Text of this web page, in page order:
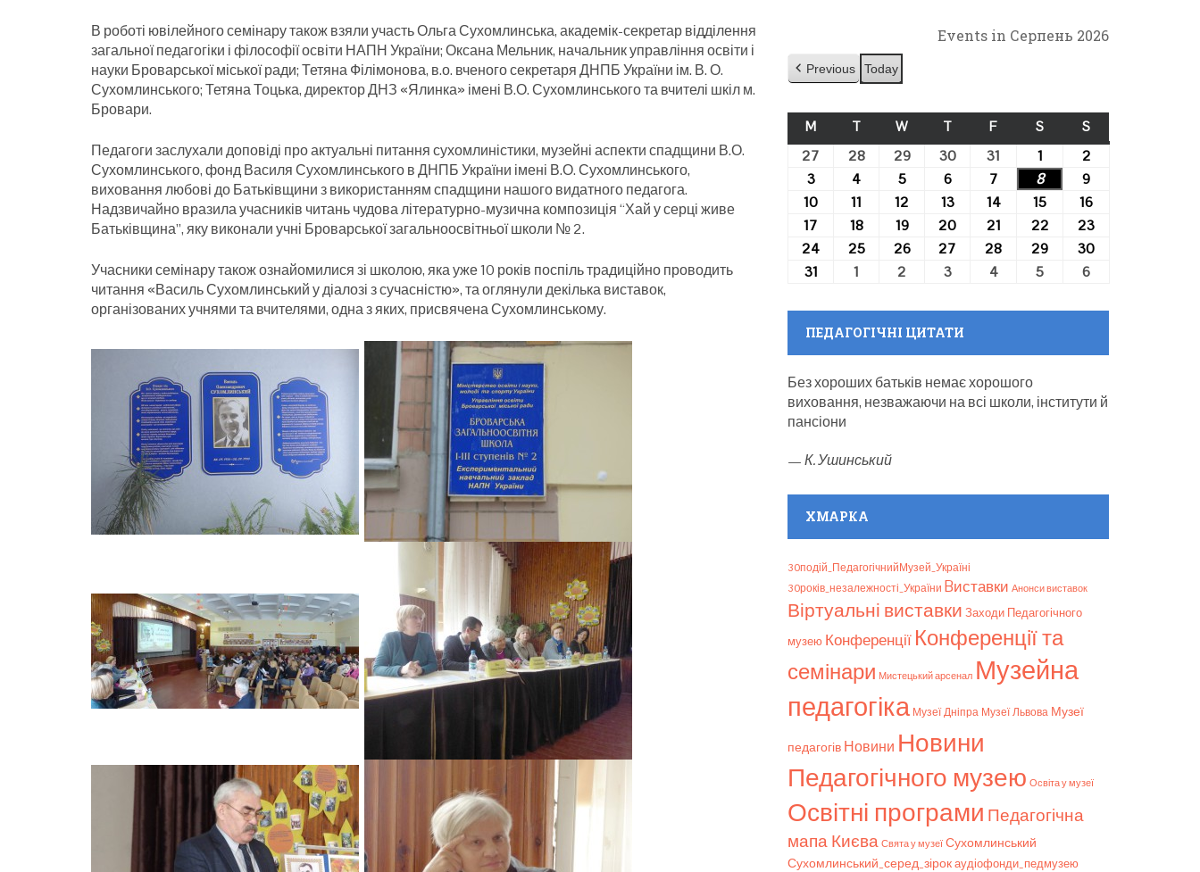
В роботі ювілейного семінару також взяли участь Ольга Сухомлинська, академік-секретар відділення
загальної педагогіки і філософії освіти НАПН України; Оксана Мельник, начальник управління освіти і
науки Броварської міської ради; Тетяна Філімонова, в.о. вченого секретаря ДНПБ України ім. В. О.
Сухомлинського; Тетяна Тоцька, директор ДНЗ «Ялинка» імені В.О. Сухомлинського та вчителі шкіл м.
Бровари.
Педагоги заслухали доповіді про актуальні питання сухомлиністики, музейні аспекти спадщини В.О.
Сухомлинського, фонд Василя Сухомлинського в ДНПБ України імені В.О. Сухомлинського,
виховання любові до Батьківщини з використанням спадщини нашого видатного педагога.
Надзвичайно вразила учасників читань чудова літературно-музична композиція “Хай у серці живе
Батьківщина”, яку виконали учні Броварської загальноосвітньої школи № 2.
Учасники семінару також ознайомилися зі школою, яка уже 10 років поспіль традиційно проводить
читання «Василь Сухомлинський у діалозі з сучасністю», та оглянули декілька виставок,
організованих учнями та вчителями, одна з яких, присвячена Сухомлинському.
Events in Серпень 2026
Previous Today
MПОНЕДІЛОК
TВІВТОРОК
WСЕРЕДА
TЧЕТВЕР
FП’ЯТНИЦЯ
SСУБОТА
SНЕДІЛЯ
27 27.07.2026
2828.07.2026
2929.07.2026
3030.07.2026
31 31.07.2026
1 01.08.2026
2
303.08.2026
4 04.08.2026
505.08.2026
606.08.2026
7 07.08.2026
808.08.2026
9
10 10.08.2026
11 11.08.2026
12 12.08.2026
1313.08.2026
1414.08.2026
15 15.08.2026
16
17 17.08.2026
1818.08.2026
1919.08.2026
20 20.08.2026
21 21.08.2026
22 22.08.2026
23
24 24.08.2026
2525.08.2026
2626.08.2026
27 27.08.2026
28 28.08.2026
29 29.08.2026
30
31 31.08.2026
1 01.09.2026
2 02.09.2026
303.09.2026
404.09.2026
5 05.09.2026
6
ПЕДАГОГІЧНІ ЦИТАТИ
Без хороших батьків немає хорошого
виховання, незважаючи на всі школи, інститути й
пансіони
—К. Ушинський
ХМАРКА
30подій_ПедагогічнийМузей_Україні
30років_незалежності_України Bиставки Анонси виставок
Віртуальні виставки Заходи Педагогічного
музею Конференції Конференції та
семінари Мистецький арсенал Музейна
педагогіка Музеї Дніпра Музеї Львова Музеї
педагогів Новини Новини
Педагогічного музею Освіта у музеї
Освітні програми Педагогічна
мапа Києва Свята у музеї Сухомлинський
Сухомлинський_серед_зірокаудіофонди_педмузею